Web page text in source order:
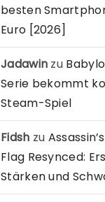
besten
Euro [2026]
Jadawin zu
Serie bekommt
Steam-Spiel
Fidsh zu
Flag Resynced:
Stärken und